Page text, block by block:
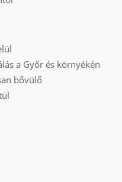
a Győr és környékén
bővülő